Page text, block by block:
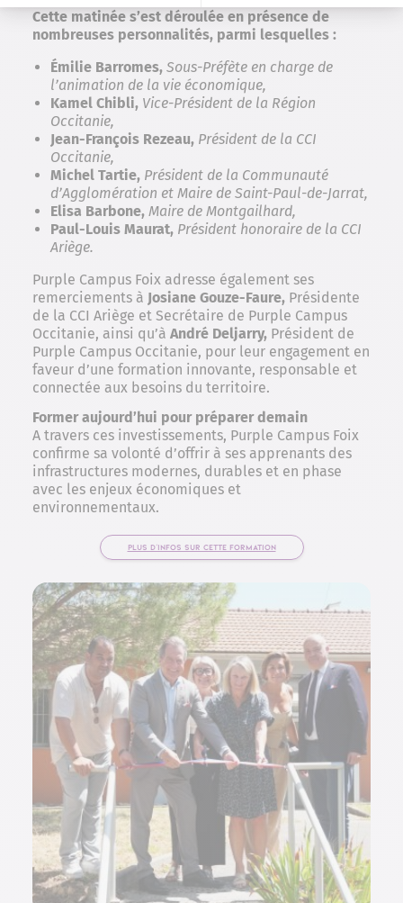
Cette matinée s’est déroulée en présence de
nombreuses personnalités, parmi lesquelles :
Émilie Barromes, Sous-Préfète en charge de
l’animation de la vie économique,
Kamel Chibli, Vice-Président de la Région
Occitanie,
Jean-François Rezeau, Président de la CCI
Occitanie,
Michel Tartie, Président de la Communauté
d’Agglomération et Maire de Saint-Paul-de-Jarrat,
Elisa Barbone, Maire de Montgailhard,
Paul-Louis Maurat, Président honoraire de la CCI
Ariège.
Purple Campus Foix adresse également ses
remerciements à Josiane Gouze-Faure, Présidente
de la CCI Ariège et Secrétaire de Purple Campus
Occitanie, ainsi qu’à André Deljarry, Président de
Purple Campus Occitanie, pour leur engagement en
faveur d’une formation innovante, responsable et
connectée aux besoins du territoire.
Former aujourd’hui pour préparer demain
A travers ces investissements, Purple Campus Foix
confirme sa volonté d’offrir à ses apprenants des
infrastructures modernes, durables et en phase
avec les enjeux économiques et
environnementaux.
PLUS D'INFOS SUR CETTE FORMATION
(NOUVELLE FENÊTRE)